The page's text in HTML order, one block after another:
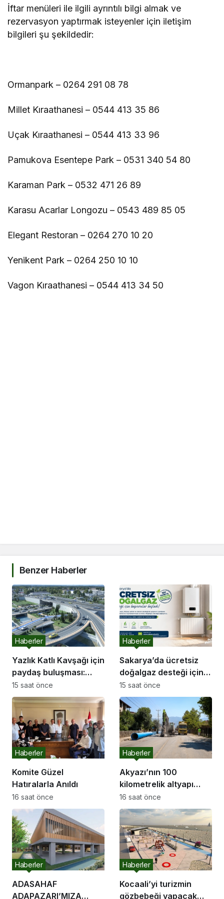
İftar menüleri ile ilgili ayrıntılı bilgi almak ve
rezervasyon yaptırmak isteyenler için iletişim
bilgileri şu şekildedir:
Ormanpark – 0264 291 08 78
Millet Kıraathanesi – 0544 413 35 86
Uçak Kıraathanesi – 0544 413 33 96
Pamukova Esentepe Park – 0531 340 54 80
Karaman Park – 0532 471 26 89
Karasu Acarlar Longozu – 0543 489 85 05
Elegant Restoran – 0264 270 10 20
Yenikent Park – 0264 250 10 10
Vagon Kıraathanesi – 0544 413 34 50
Benzer Haberler
Yazlık Katlı Kavşağı için
paydaş buluşması:
“İletişim kanallarımız
hep açık olacak”
Haberler
15 saat önce
Sakarya’da ücretsiz
doğalgaz desteği için
başvurular başladı
Haberler
15 saat önce
Komite Güzel
Hatıralarla Anıldı
Haberler
16 saat önce
Akyazı’nın 100
kilometrelik altyapı
hattı için saha
çalışmaları başladı
Haberler
16 saat önce
ADASAHAF
ADAPAZARI’MIZA
Haberler
Kocaali’yi turizmin
gözbebeği yapacak
Haberler